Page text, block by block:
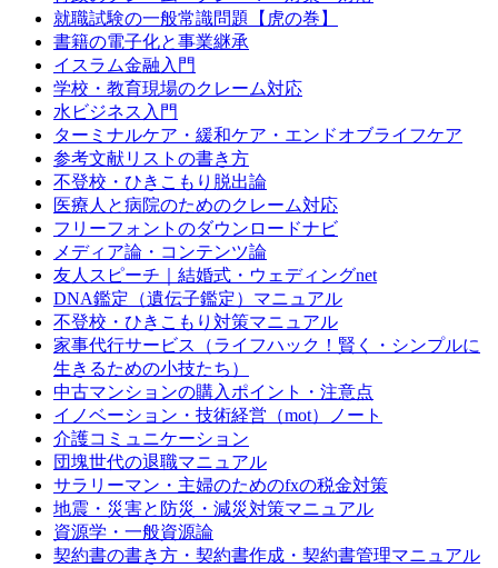
就職試験の一般常識問題【虎の巻】
書籍の電子化と事業継承
イスラム金融入門
学校・教育現場のクレーム対応
水ビジネス入門
ターミナルケア・緩和ケア・エンドオブライフケア
参考文献リストの書き方
不登校・ひきこもり脱出論
医療人と病院のためのクレーム対応
フリーフォントのダウンロードナビ
メディア論・コンテンツ論
友人スピーチ｜結婚式・ウェディングnet
DNA鑑定（遺伝子鑑定）マニュアル
不登校・ひきこもり対策マニュアル
家事代行サービス（ライフハック！賢く・シンプルに
生きるための小技たち）
中古マンションの購入ポイント・注意点
イノベーション・技術経営（mot）ノート
介護コミュニケーション
団塊世代の退職マニュアル
サラリーマン・主婦のためのfxの税金対策
地震・災害と防災・減災対策マニュアル
資源学・一般資源論
契約書の書き方・契約書作成・契約書管理マニュアル